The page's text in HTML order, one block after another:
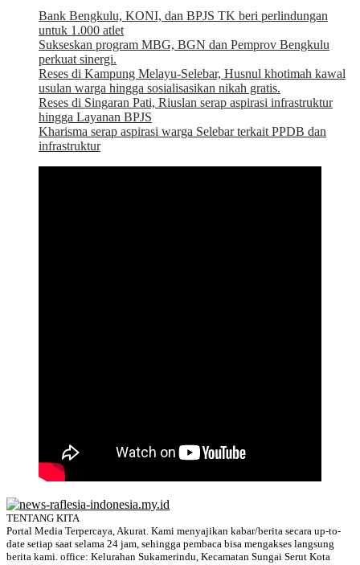
Bank Bengkulu, KONI, dan BPJS TK beri perlindungan
untuk 1.000 atlet
Sukseskan program MBG, BGN dan Pemprov Bengkulu
perkuat sinergi.
Reses di Kampung Melayu-Selebar, Husnul khotimah kawal
usulan warga hingga sosialisasikan nikah gratis.
Reses di Singaran Pati, Riuslan serap aspirasi infrastruktur
hingga Layanan BPJS
Kharisma serap aspirasi warga Selebar terkait PPDB dan
infrastruktur
TENTANG KITA
Portal Media Terpercaya, Akurat. Kami menyajikan kabar/berita secara up-to-
date setiap saat selama 24 jam, sehingga pembaca bisa mengakses langsung
berita kami. office: Kelurahan Sukamerindu, Kecamatan Sungai Serut Kota